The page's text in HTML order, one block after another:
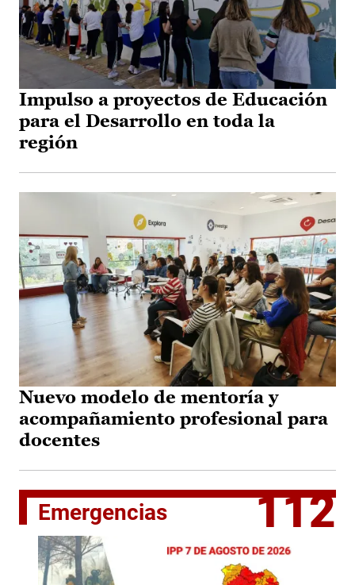
Impulso a proyectos de Educación
para el Desarrollo en toda la
región
Nuevo modelo de mentoría y
acompañamiento profesional para
docentes
Emergencias 112